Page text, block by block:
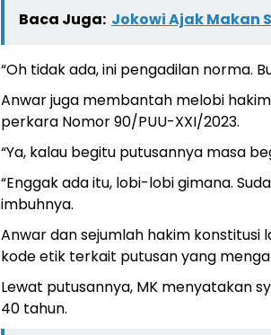
Baca Juga: Jokowi Ajak Makan
“Oh tidak ada, ini pengadilan norma.
Anwar juga membantah melobi
perkara Nomor 90/PUU-XXI/2023.
“Ya, kalau begitu putusannya masa
“Enggak ada itu, lobi-lobi gimana.
imbuhnya.
Anwar dan sejumlah hakim
kode etik terkait putusan yang
Lewat putusannya, MK menyatakan
40 tahun.